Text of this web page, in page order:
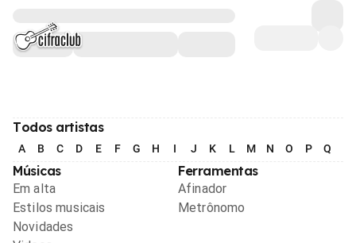
Todos artistas
A B C D E F G H I J K L M N O P Q
Músicas
Em alta
Estilos musicais
Novidades
Ferramentas
Afinador
Metrônomo